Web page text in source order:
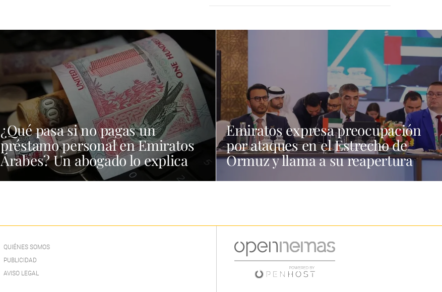
¿Qué pasa si no pagas un
préstamo personal en Emiratos
Árabes? Un abogado lo explica
Emiratos expresa preocupación
por ataques en el Estrecho de
Ormuz y llama a su reapertura
QUIÉNES SOMOS
PUBLICIDAD
AVISO LEGAL